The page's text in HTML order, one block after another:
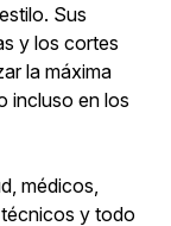
Sus
y los cortes
la máxima
incluso en los
médicos,
y todo